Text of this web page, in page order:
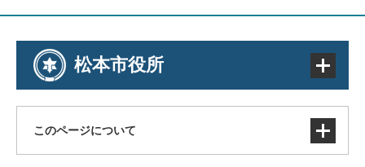
松本市役所
このページについて